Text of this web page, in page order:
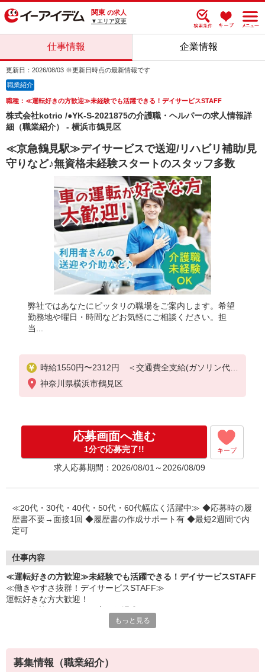
関東 の求人
▼エリア変更
仕事情報 企業情報
更新日：2026/08/03 ※更新日時点の最新情報です
職業紹介
職種：≪運転好きの方歓迎≫未経験でも活躍できる！デイサービスSTAFF
株式会社kotrio /●YK-S-2021875の介護職・ヘルパーの求人情報詳
細（職業紹介） - 横浜市鶴見区
≪京急鶴見駅≫デイサービスで送迎/リハビリ補助/見
守りなど♪無資格未経験スタートのスタッフ多数
弊社ではあなたにピッタリの職場をご案内します。希望
勤務地や曜日・時間などお気軽にご相談ください。担
当...
時給1550円〜2312円 ＜交通費全支給(ガソリン代含
む)＞
神奈川県横浜市鶴見区
応募画面へ進む
1分で応募完了!! キープ
求人応募期間：2026/08/01～2026/08/09
≪20代・30代・40代・50代・60代幅広く活躍中≫ ◆応募時の履
歴書不要→面接1回 ◆履歴書の作成サポート有 ◆最短2週間で内
定可
仕事内容
≪運転好きの方歓迎≫未経験でも活躍できる！デイサービスSTAFF
≪働きやすさ抜群！デイサービスSTAFF≫
運転好きな方大歓迎！
・リハビリ補助
・生活介助
もっと見る
募集情報（職業紹介）